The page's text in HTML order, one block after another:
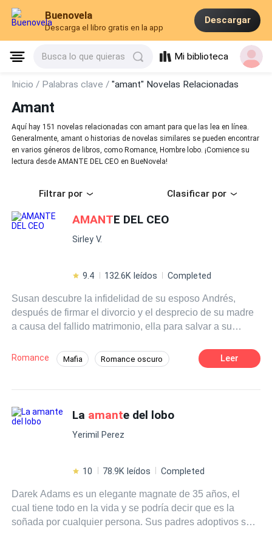
Buenovela
Descarga el libro gratis en la app
Descargar
Busca lo que quieras Mi biblioteca
Inicio / Palabras clave /"amant" Novelas Relacionadas
Amant
Aquí hay 151 novelas relacionadas con amant para que las lea en línea.
Generalmente, amant o historias de novelas similares se pueden encontrar
en varios géneros de libros, como Romance, Hombre lobo. ¡Comience su
lectura desde AMANTE DEL CEO en BueNovela!
Filtrar por Clasificar por
AMANTE DEL CEO
Sirley V.
9.4 132.6K leídos Completed
Susan descubre la infidelidad de su esposo Andrés,
después de firmar el divorcio y el desprecio de su madre
a causa del fallido matrimonio, ella para salvar a su
y peligroso James Campbell, el camino no tiene final, ella
no tiene el corazón para dejar morir a su pequeña
Romance Mafia Romance oscuro Leer
La amante del lobo
Yerimil Perez
10 78.9K leídos Completed
Darek Adams es un elegante magnate de 35 años, el
cual tiene todo en la vida y se podría decir que es la
soñada por cualquier persona. Sus padres adoptivos se